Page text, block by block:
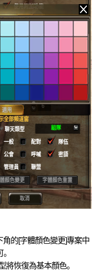
的[字體顏色變更]專案中
將恢復為基本顏色。